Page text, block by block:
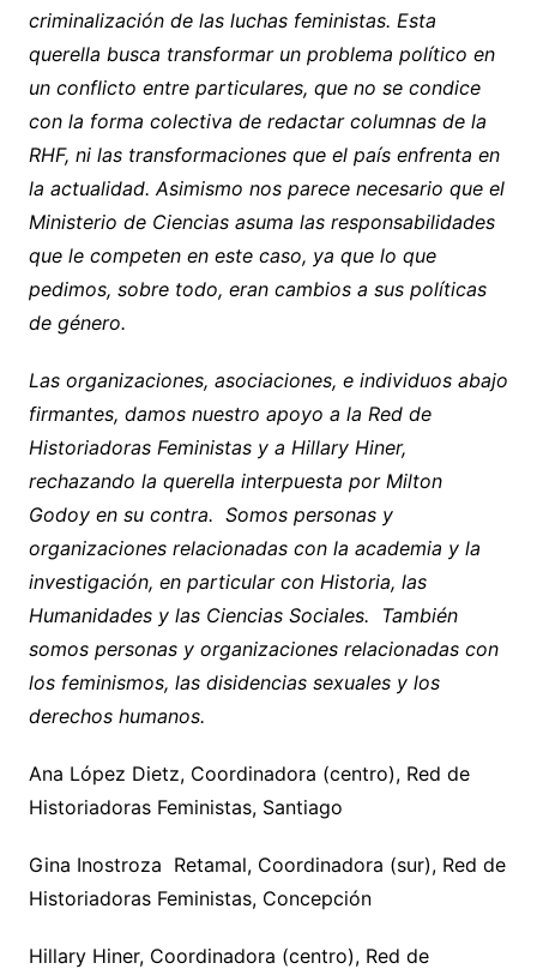
criminalización de las luchas feministas. Esta
querella busca transformar un problema político en
un conflicto entre particulares, que no se condice
con la forma colectiva de redactar columnas de la
RHF, ni las transformaciones que el país enfrenta en
la actualidad. Asimismo nos parece necesario que el
Ministerio de Ciencias asuma las responsabilidades
que le competen en este caso, ya que lo que
pedimos, sobre todo, eran cambios a sus políticas
de género.
Las organizaciones, asociaciones, e individuos abajo
firmantes, damos nuestro apoyo a la Red de
Historiadoras Feministas y a Hillary Hiner,
rechazando la querella interpuesta por Milton
Godoy en su contra. Somos personas y
organizaciones relacionadas con la academia y la
investigación, en particular con Historia, las
Humanidades y las Ciencias Sociales. También
somos personas y organizaciones relacionadas con
los feminismos, las disidencias sexuales y los
derechos humanos.
Ana López Dietz, Coordinadora (centro), Red de
Historiadoras Feministas, Santiago
Gina Inostroza Retamal, Coordinadora (sur), Red de
Historiadoras Feministas, Concepción
Hillary Hiner, Coordinadora (centro), Red de